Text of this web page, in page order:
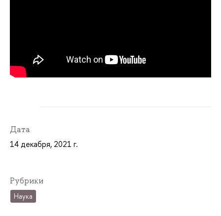
Дата
14 декабря, 2021 г.
Рубрики
Наука